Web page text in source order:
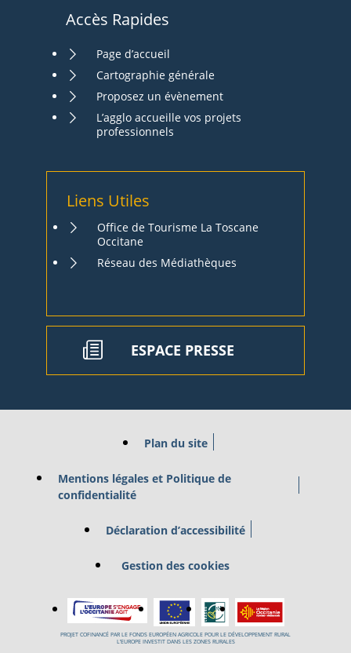
Accès Rapides
Page d’accueil
Cartographie générale
Proposez un évènement
L’agglo accueille vos projets
professionnels
Liens Utiles
Office de Tourisme La Toscane
Occitane
Réseau des Médiathèques
ESPACE PRESSE
Plan du site
Mentions légales et Politique de
confidentialité
Déclaration d’accessibilité
Gestion des cookies
PROJET COFINANCÉ PAR LE FONDS EUROPÉEN AGRICOLE POUR LE DÉVELOPPEMENT RURAL
L’EUROPE INVESTIT DANS LES ZONES RURALES